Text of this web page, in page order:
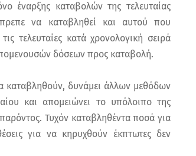
έναρξης καταβολών της τελευταίας
να καταβληθεί και αυτού που
τελευταίες κατά χρονολογική σειρά
δόσεων προς καταβολή.
δυνάμει άλλων μεθόδων
και απομειώνει το υπόλοιπο της
Τυχόν καταβληθέντα ποσά για
για να κηρυχθούν έκπτωτες δεν